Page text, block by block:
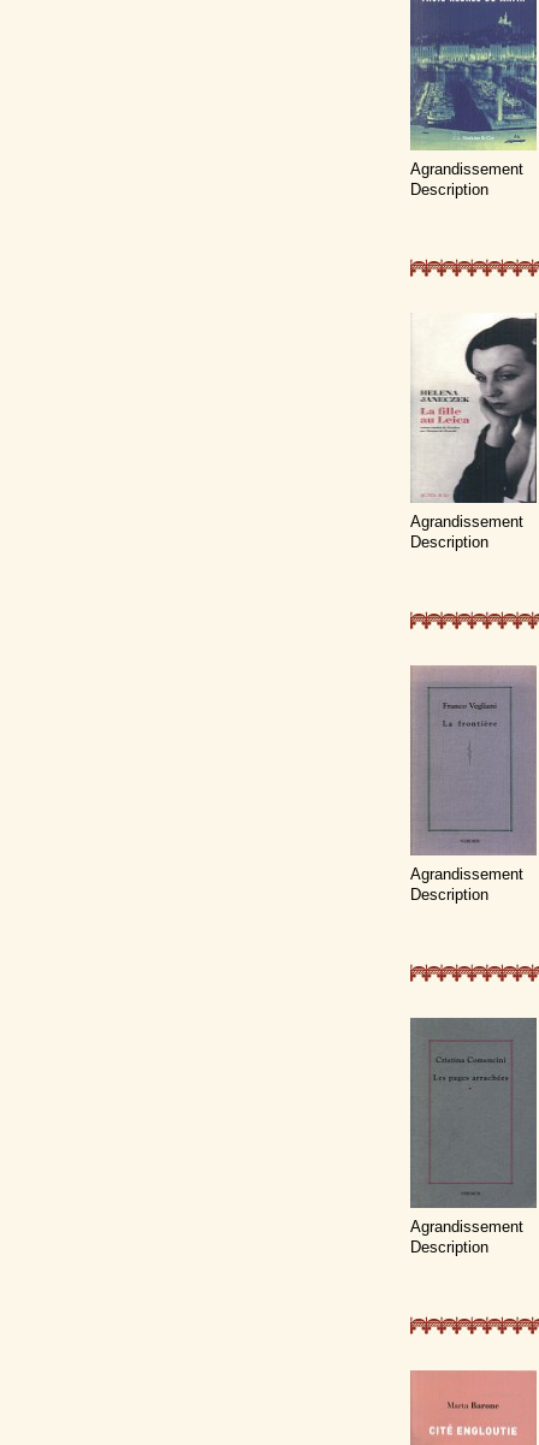
Agrandissement
Description
Agrandissement
Description
Agrandissement
Description
Agrandissement
Description